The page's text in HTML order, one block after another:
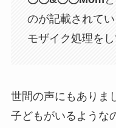
のが記載されて
モザイク処理をし
世間の声にもありま
子どもがいるような